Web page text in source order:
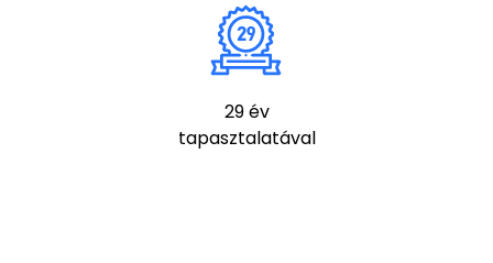
29 év
tapasztalatával